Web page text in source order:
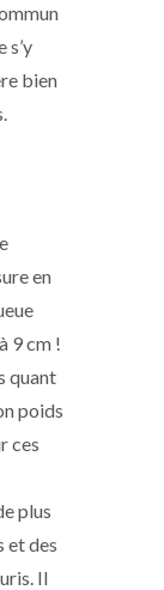
s’y
bien
en
9 cm !
quant
poids
ces
plus
et des
Il